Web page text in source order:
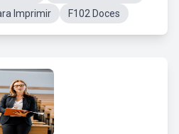
Imprimir
F102 Doces